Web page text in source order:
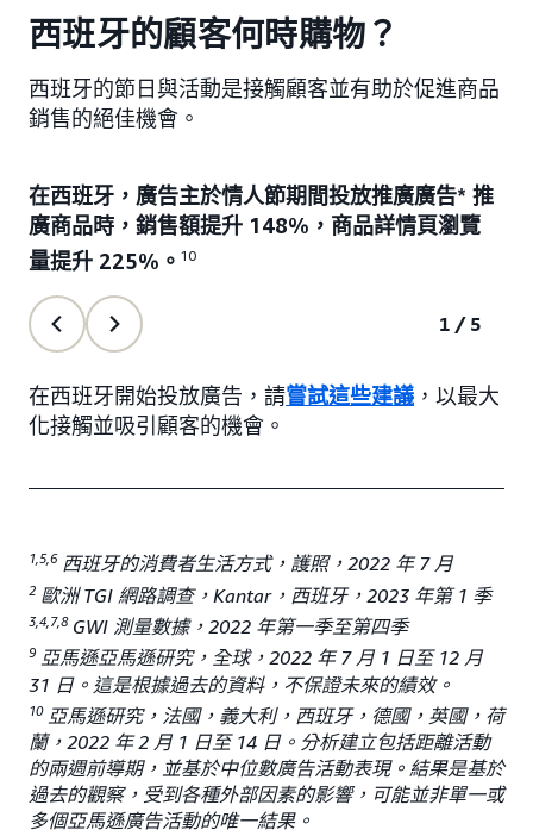
西班牙的顧客何時購物？
西班牙的節日與活動是接觸顧客並有助於促進商品
銷售的絕佳機會。
在西班牙，廣告主於情人節期間投放推廣廣告* 推
廣商品時，銷售額提升 148%，商品詳情頁瀏覽
量提升 225%。 10
1/5
在西班牙開始投放廣告，請嘗試這些建議 ，以最大
化接觸並吸引顧客的機會。
1,5,6 西班牙的消費者生活方式，護照，2022 年 7 月
2 歐洲 TGI 網路調查，Kantar，西班牙，2023 年第 1 季
3,4,7,8GWI 測量數據，2022 年第一季至第四季
9 亞馬遜亞馬遜研究，全球，2022 年 7 月 1 日至 12 月
31 日。這是根據過去的資料，不保證未來的績效。
10亞馬遜研究，法國，義大利，西班牙，德國，英國，荷
蘭，2022 年 2 月 1 日至 14 日。分析建立包括距離活動
的兩週前導期，並基於中位數廣告活動表現。結果是基於
過去的觀察，受到各種外部因素的影響，可能並非單一或
多個亞馬遜廣告活動的唯一結果。